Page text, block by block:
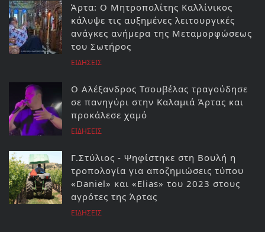
Άρτα: Ο Μητροπολίτης Καλλίνικος
κάλυψε τις αυξημένες λειτουργικές
ανάγκες ανήμερα της Μεταμορφώσεως
του Σωτήρος
ΕΙΔΗΣΕΙΣ
Ο Αλέξανδρος Τσουβέλας τραγούδησε
σε πανηγύρι στην Καλαμιά Άρτας και
προκάλεσε χαμό
ΕΙΔΗΣΕΙΣ
Γ.Στύλιος - Ψηφίστηκε στη Βουλή η
τροπολογία για αποζημιώσεις τύπου
«Daniel» και «Elias» του 2023 στους
αγρότες της Άρτας
ΕΙΔΗΣΕΙΣ